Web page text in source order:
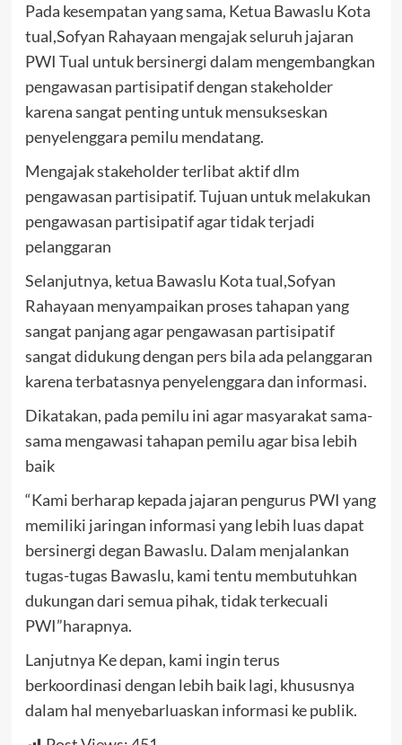
Pada kesempatan yang sama, Ketua Bawaslu Kota
tual,Sofyan Rahayaan mengajak seluruh jajaran
PWI Tual untuk bersinergi dalam mengembangkan
pengawasan partisipatif dengan stakeholder
karena sangat penting untuk mensukseskan
penyelenggara pemilu mendatang.
Mengajak stakeholder terlibat aktif dlm
pengawasan partisipatif. Tujuan untuk melakukan
pengawasan partisipatif agar tidak terjadi
pelanggaran
Selanjutnya, ketua Bawaslu Kota tual,Sofyan
Rahayaan menyampaikan proses tahapan yang
sangat panjang agar pengawasan partisipatif
sangat didukung dengan pers bila ada pelanggaran
karena terbatasnya penyelenggara dan informasi.
Dikatakan, pada pemilu ini agar masyarakat sama-
sama mengawasi tahapan pemilu agar bisa lebih
baik
“Kami berharap kepada jajaran pengurus PWI yang
memiliki jaringan informasi yang lebih luas dapat
bersinergi degan Bawaslu. Dalam menjalankan
tugas-tugas Bawaslu, kami tentu membutuhkan
dukungan dari semua pihak, tidak terkecuali
PWI”harapnya.
Lanjutnya Ke depan, kami ingin terus
berkoordinasi dengan lebih baik lagi, khususnya
dalam hal menyebarluaskan informasi ke publik.